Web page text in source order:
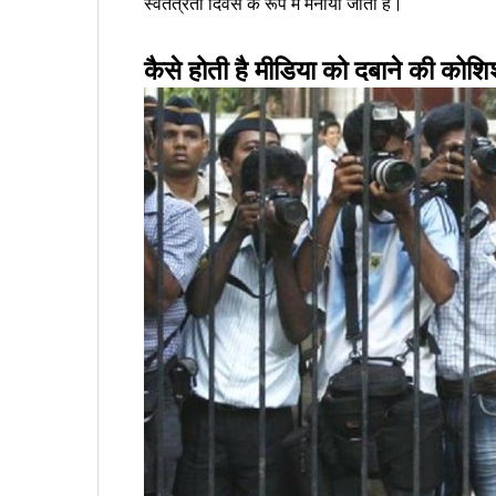
कैसे होती है मीडिया को दबाने की